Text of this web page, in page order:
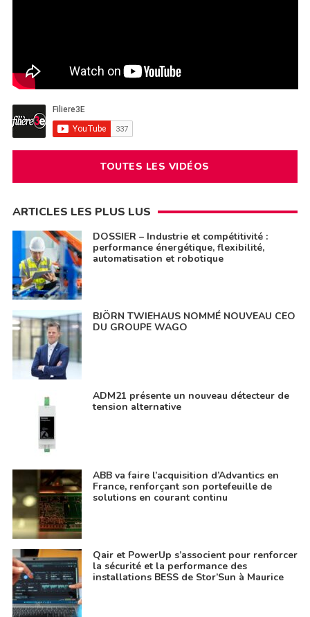
TOUTES LES VIDÉOS
ARTICLES LES PLUS LUS
DOSSIER – Industrie et compétitivité :
performance énergétique, flexibilité,
automatisation et robotique
BJÖRN TWIEHAUS NOMMÉ NOUVEAU CEO
DU GROUPE WAGO
ADM21 présente un nouveau détecteur de
tension alternative
ABB va faire l’acquisition d’Advantics en
France, renforçant son portefeuille de
solutions en courant continu
Qair et PowerUp s’associent pour renforcer
la sécurité et la performance des
installations BESS de Stor’Sun à Maurice